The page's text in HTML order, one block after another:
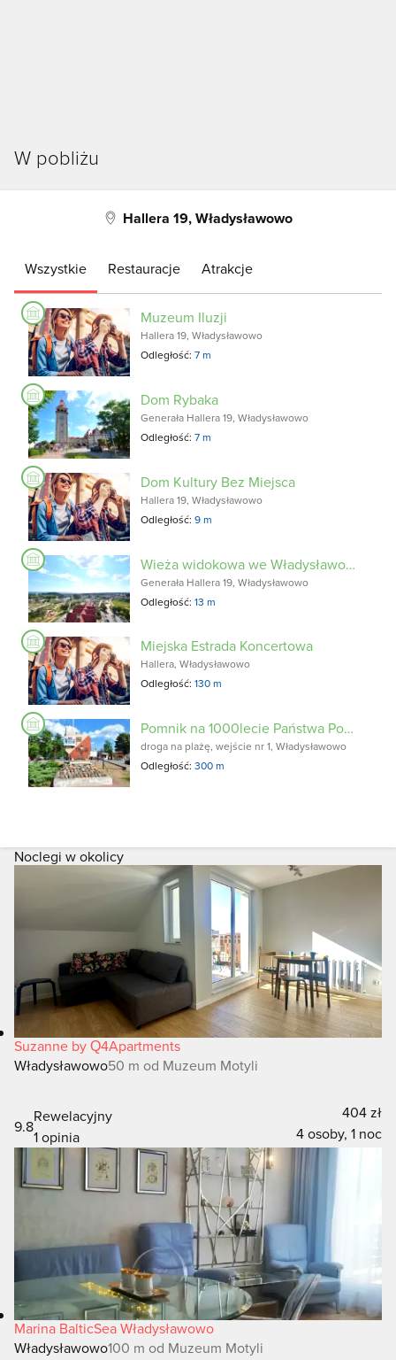
W pobliżu
Hallera 19, Władysławowo
Wszystkie Restauracje Atrakcje
Muzeum Iluzji
Hallera 19, Władysławowo
Odległość:7 m
Dom Rybaka
Generała Hallera 19, Władysławowo
Odległość:7 m
Dom Kultury Bez Miejsca
Hallera 19, Władysławowo
Odległość:9 m
Wieża widokowa we Władysławowie
Generała Hallera 19, Władysławowo
Odległość:13 m
Miejska Estrada Koncertowa
Hallera, Władysławowo
Odległość:130 m
Pomnik na 1000lecie Państwa Polskiego
droga na plażę, wejście nr 1, Władysławowo
Odległość:300 m
Noclegi w okolicy
Suzanne by Q4Apartments
Władysławowo50 m od Muzeum Motyli
9.8
Rewelacyjny
1 opinia
404 zł
4 osoby, 1 noc
Marina BalticSea Władysławowo
Władysławowo100 m od Muzeum Motyli